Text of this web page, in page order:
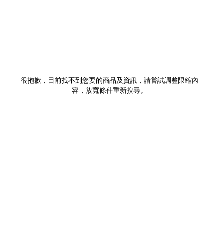
很抱歉，目前找不到您要的商品及資訊，請嘗試調整限縮內
容，放寬條件重新搜尋。